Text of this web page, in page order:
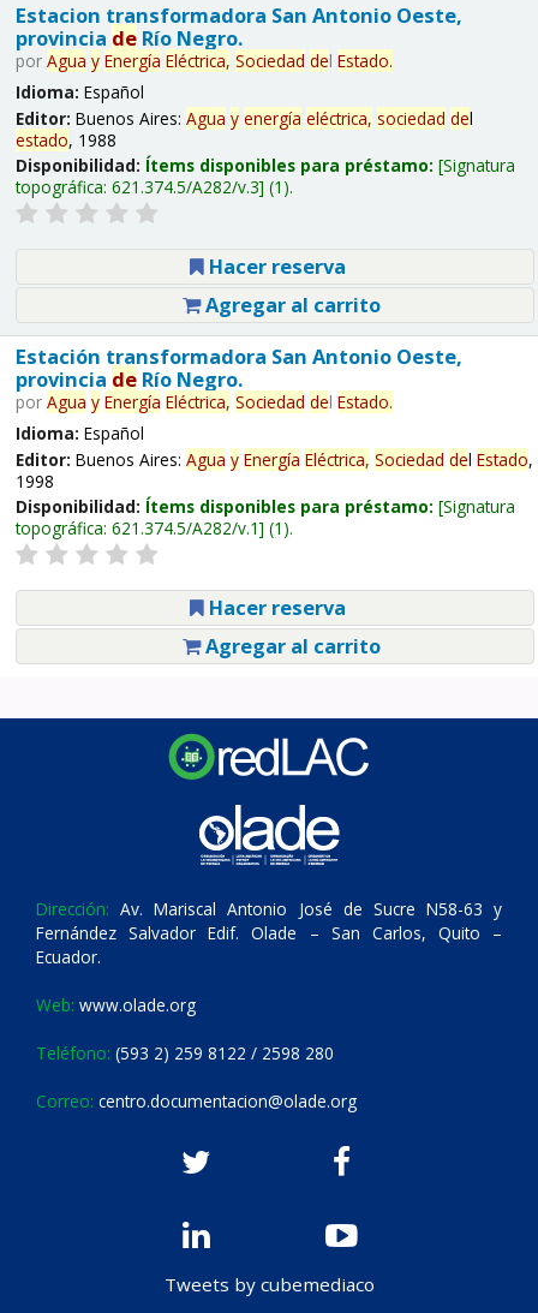
Estacion transformadora San Antonio Oeste,
provincia deRío Negro.
por Agua y Energía Eléctrica, Sociedad del Estado.
Idioma: Español
Editor: Buenos Aires: Agua y energía eléctrica, sociedad del
estado, 1988
Disponibilidad: Ítems disponibles para préstamo: Signatura
topográfica: 621.374.5/A282/v.3 (1).
Hacer reserva
Agregar al carrito
Estación transformadora San Antonio Oeste,
provincia deRío Negro.
por Agua y Energía Eléctrica, Sociedad del Estado.
Idioma: Español
Editor: Buenos Aires: Agua y Energía Eléctrica, Sociedad del Estado,
1998
Disponibilidad: Ítems disponibles para préstamo: Signatura
topográfica: 621.374.5/A282/v.1 (1).
Hacer reserva
Agregar al carrito
Dirección: Av. Mariscal Antonio José de Sucre N58-63 y
Fernández Salvador Edif. Olade – San Carlos, Quito –
Ecuador.
Web: www.olade.org
Teléfono: (593 2) 259 8122 / 2598 280
Correo: centro.documentacion@olade.org
Tweets by cubemediaco